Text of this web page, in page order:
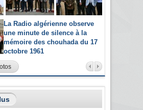
La Radio algérienne observe
une minute de silence à la
mémoire des chouhada du 17
octobre 1961